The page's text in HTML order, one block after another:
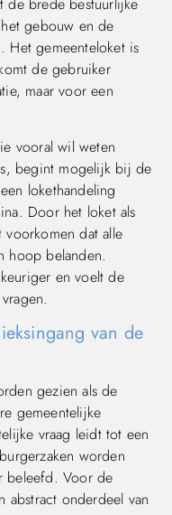
gebouw en de
Het gemeenteloket is
de gebruiker
maar voor een
vooral wil weten
begint mogelijk bij de
lokethandeling
Door het loket als
dat alle
hoop belanden.
en voelt de
van de
gezien als de
gemeentelijke
vraag leidt tot een
worden
beleefd. Voor de
abstract onderdeel van